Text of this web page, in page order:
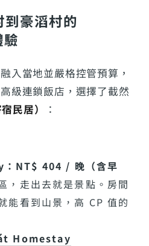
豪滔村的
入當地並嚴格控管預算，
級連鎖飯店，選擇了截然
民居） ：
NT$ 404 / 晚（含早
，走出去就是景點。房間
能看到山景，高 CP 值的
Homestay